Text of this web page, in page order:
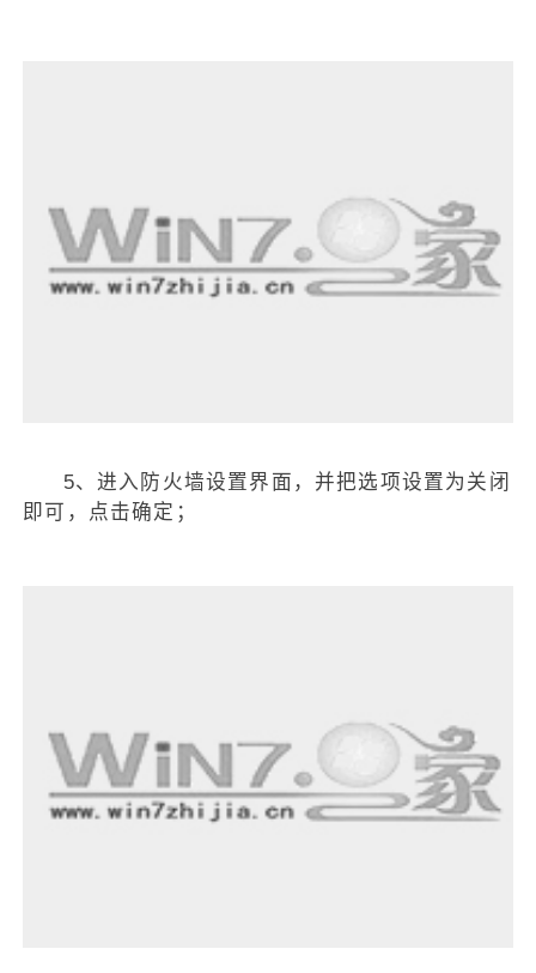
5、进入防火墙设置界面，并把选项设置为关闭
即可，点击确定；